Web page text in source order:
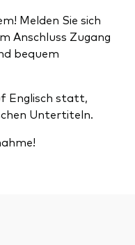
Melden Sie sich
Anschluss Zugang
bequem
Englisch statt,
Untertiteln.